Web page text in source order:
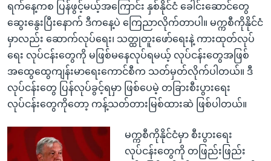
ရက်နေ့ကစ ပြန်ဖွင့်မယ့်အကြောင်း နှစ်နိုင်ငံ ခေါင်းဆောင်တွေ
ဆွေးနွေးပြီးနောက် ဒီကနေ့ပဲ ကြေညာလိုက်တာပါ။ မက္ကစီကိုနိုင်ငံ
မှာလည်း ဆောက်လုပ်ရေး၊ သတ္ထုတူးဖော်ရေးနဲ့ ကားထုတ်လုပ်
ရေး လုပ်ငန်းတွေကို မဖြစ်မနေလုပ်ရမယ့် လုပ်ငန်းတွေအဖြစ်
အထွေထွေကျန်းမာရေးကောင်စီက သတ်မှတ်လိုက်ပါတယ်။ ဒီ
လုပ်ငန်းတွေ ပြန်လုပ်ခွင့်ရမှာ ဖြစ်ပေမဲ့ တခြားစီးပွားရေး
လုပ်ငန်းတွေကိုတော့ ကန့်သတ်တားမြစ်ထားဆဲ ဖြစ်ပါတယ်။
မက္ကစီကိုနိုင်ငံမှာ စီးပွားရေး
လုပ်ငန်းတွေကို တဖြည်းဖြည်း